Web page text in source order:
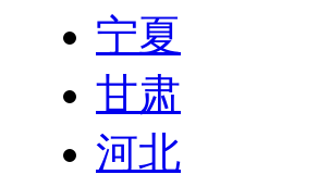
宁夏
甘肃
河北